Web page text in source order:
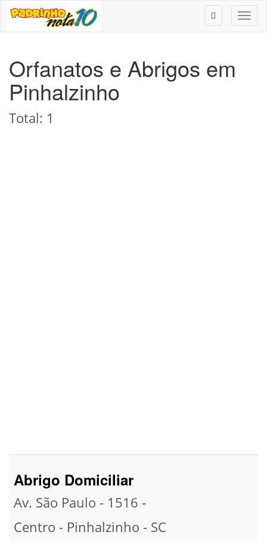
Orfanatos e Abrigos em
Pinhalzinho
Total: 1
Abrigo Domiciliar
Av. São Paulo - 1516 -
Centro - Pinhalzinho - SC